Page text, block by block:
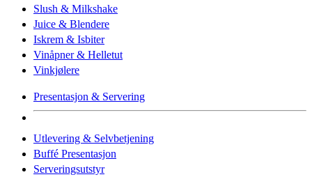
Slush & Milkshake
Juice & Blendere
Iskrem & Isbiter
Vinåpner & Helletut
Vinkjølere
Presentasjon & Servering
Utlevering & Selvbetjening
Buffé Presentasjon
Serveringsutstyr